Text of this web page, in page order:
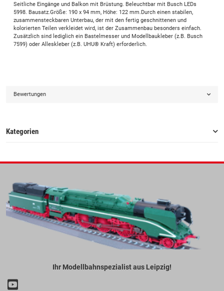
Seitliche Eingänge und Balkon mit Brüstung. Beleuchtbar mit Busch LEDs
5998. Bausatz.Größe: 190 x 94 mm, Höhe: 122 mm.Durch einen stabilen,
zusammensteckbaren Unterbau, der mit den fertig geschnittenen und
kolorierten Teilen verkleidet wird, ist der Zusammenbau besonders einfach.
Zusätzlich sind lediglich ein Bastelmesser und Modellbaukleber (z.B. Busch
7599) oder Alleskleber (z.B. UHU® Kraft) erforderlich.
Bewertungen
Kategorien
Ihr Modellbahnspezialist aus Leipzig!